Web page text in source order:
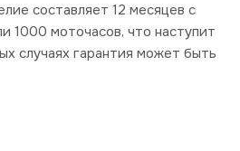
составляет 12 месяцев с
1000 моточасов, что наступит
случаях гарантия может быть